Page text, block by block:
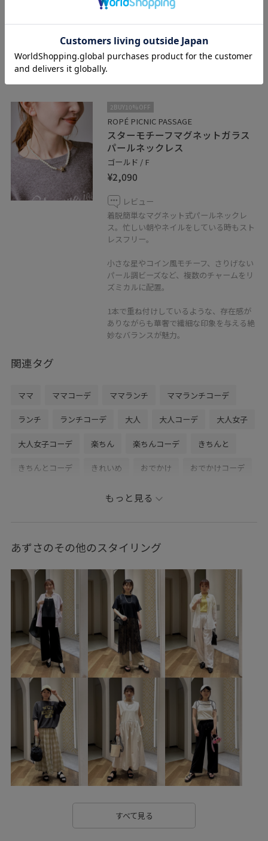
インソールがしっかりしているので厚底ソ
ールではないが、着用するとスタイルアッ
プに。
2BUY10%OFF
ROPÉ PICNIC PASSAGE
スターモチーフマグネットガラス
パールネックレス
ゴールド / F
¥2,090
レビュー
着脱簡単なマグネット式パールネックレ
ス。忙しい朝やネイルをしている時もスト
レスフリー。
小さな星やコイン風モチーフ、さりげない
パール調ビーズなど、複数のチャームをリ
ズミカルに配置。
1本で重ね付けしているような、存在感が
ありながらも華奢で繊細な印象を与える絶
妙なバランスが魅力。
関連タグ
ママ ママコーデ ママランチ ママランチコーデ
ランチ ランチコーデ 大人 大人コーデ 大人女子
大人女子コーデ 楽ちん 楽ちんコーデ きちんと
きちんとコーデ きれいめ おでかけ おでかけコーデ
参観日
説明会 説明会コーデ 旅行 低身長
体型カバーコーデ ハイネック ハイネックコーデ
リブコーデ タートルネックコーデ 白
白コーデ ホワイト ホワイトコーデ ボーダーコーデ
スカートコーデ ワンピースコーデ
ジャンパースカートコーデ フリル フリルコーデ
黒コーデ ブラックコーデ
Vネックワンピース Vネックワンピースコーデ スリット
スリット入り スリット入りスカート
スリット入りワンピース 合皮 合皮バッグ
手持ちバッグ
もっと見る
あずさのその他のスタイリング
すべて見る